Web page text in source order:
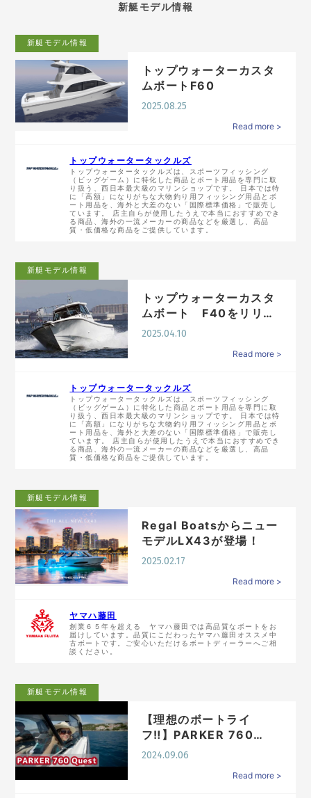
新艇モデル情報
新艇モデル情報
トップウォーターカスタ
ムボートF60
2025.08.25
Read more >
トップウォータータックルズ
トップウォータータックルズは、スポーツフィッシング
（ビッグゲーム）に特化した商品とボート用品を専門に取
り扱う、西日本最大級のマリンショップです。 日本では特
に「高額」になりがちな大物釣り用フィッシング用品とボ
ート用品を、海外と大差のない「国際標準価格」で販売し
ています。 店主自らが使用したうえで本当におすすめでき
る商品、海外の一流メーカーの商品などを厳選し、高品
質・低価格な商品をご提供しています。
新艇モデル情報
トップウォーターカスタ
ムボート F40をリリー
ス
2025.04.10
Read more >
トップウォータータックルズ
トップウォータータックルズは、スポーツフィッシング
（ビッグゲーム）に特化した商品とボート用品を専門に取
り扱う、西日本最大級のマリンショップです。 日本では特
に「高額」になりがちな大物釣り用フィッシング用品とボ
ート用品を、海外と大差のない「国際標準価格」で販売し
ています。 店主自らが使用したうえで本当におすすめでき
る商品、海外の一流メーカーの商品などを厳選し、高品
質・低価格な商品をご提供しています。
新艇モデル情報
Regal Boatsからニュー
モデルLX43が登場！
2025.02.17
Read more >
ヤマハ藤田
創業６５年を超える ヤマハ藤田では高品質なボートをお
届けしています。品質にこだわったヤマハ藤田オススメ中
古ボートです。ご安心いただけるボートディーラーへご相
談ください。
新艇モデル情報
【理想のボートライ
フ‼︎】PARKER 760
Ques…
2024.09.06
Read more >